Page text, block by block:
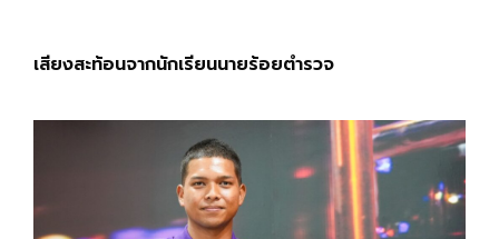
เสียงสะท้อนจากนักเรียนนายร้อยตำรวจ